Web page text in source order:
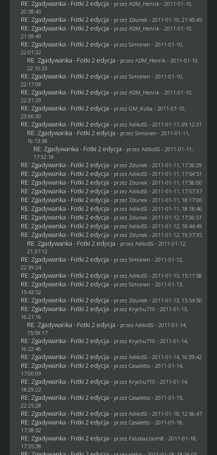
RE: Zgadywanka - Fotki 2 edycja - przez ADM_Henrik - 2011-01-10,
20:38:43
RE: Zgadywanka - Fotki 2 edycja - przez Zdunek - 2011-01-10, 21:45:45
RE: Zgadywanka - Fotki 2 edycja - przez ADM_Henrik - 2011-01-10,
21:59:49
RE: Zgadywanka - Fotki 2 edycja - przez Simonen - 2011-01-10,
22:01:32
RE: Zgadywanka - Fotki 2 edycja - przez ADM_Henrik - 2011-01-10,
22:10:33
RE: Zgadywanka - Fotki 2 edycja - przez Simonen - 2011-01-10,
22:17:08
RE: Zgadywanka - Fotki 2 edycja - przez ADM_Henrik - 2011-01-10,
22:31:29
RE: Zgadywanka - Fotki 2 edycja - przez GM_Kuba - 2011-01-10,
23:06:30
RE: Zgadywanka - Fotki 2 edycja - przez AdikoSS - 2011-01-11, 09:12:31
RE: Zgadywanka - Fotki 2 edycja - przez Simonen - 2011-01-11,
16:13:38
RE: Zgadywanka - Fotki 2 edycja - przez AdikoSS - 2011-01-11,
17:32:18
RE: Zgadywanka - Fotki 2 edycja - przez Zdunek - 2011-01-11, 17:36:29
RE: Zgadywanka - Fotki 2 edycja - przez AdikoSS - 2011-01-11, 17:54:51
RE: Zgadywanka - Fotki 2 edycja - przez Zdunek - 2011-01-11, 17:56:00
RE: Zgadywanka - Fotki 2 edycja - przez AdikoSS - 2011-01-11, 17:57:37
RE: Zgadywanka - Fotki 2 edycja - przez Zdunek - 2011-01-11, 18:17:00
RE: Zgadywanka - Fotki 2 edycja - przez AdikoSS - 2011-01-11, 18:18:46
RE: Zgadywanka - Fotki 2 edycja - przez Zdunek - 2011-01-12, 17:36:51
RE: Zgadywanka - Fotki 2 edycja - przez AdikoSS - 2011-01-12, 18:44:49
RE: Zgadywanka - Fotki 2 edycja - przez Zdunek - 2011-01-12, 19:37:35
RE: Zgadywanka - Fotki 2 edycja - przez AdikoSS - 2011-01-12,
21:37:12
RE: Zgadywanka - Fotki 2 edycja - przez Simonen - 2011-01-12,
22:39:24
RE: Zgadywanka - Fotki 2 edycja - przez AdikoSS - 2011-01-13, 15:11:58
RE: Zgadywanka - Fotki 2 edycja - przez Simonen - 2011-01-13,
15:43:52
RE: Zgadywanka - Fotki 2 edycja - przez Zdunek - 2011-01-13, 15:54:50
RE: Zgadywanka - Fotki 2 edycja - przez Krychu710 - 2011-01-13,
16:21:16
RE: Zgadywanka - Fotki 2 edycja - przez AdikoSS - 2011-01-14,
15:59:17
RE: Zgadywanka - Fotki 2 edycja - przez Krychu710 - 2011-01-14,
16:22:46
RE: Zgadywanka - Fotki 2 edycja - przez AdikoSS - 2011-01-14, 16:39:42
RE: Zgadywanka - Fotki 2 edycja - przez Casaletto- 2011-01-14,
17:00:09
RE: Zgadywanka - Fotki 2 edycja - przez Krychu710 - 2011-01-14,
18:29:22
RE: Zgadywanka - Fotki 2 edycja - przez Casaletto- 2011-01-15,
22:25:28
RE: Zgadywanka - Fotki 2 edycja - przez AdikoSS - 2011-01-18, 12:56:47
RE: Zgadywanka - Fotki 2 edycja - przez Casaletto- 2011-01-18,
17:38:32
RE: Zgadywanka - Fotki 2 edycja - przez Falubazziom8 - 2011-01-18,
17:55:38